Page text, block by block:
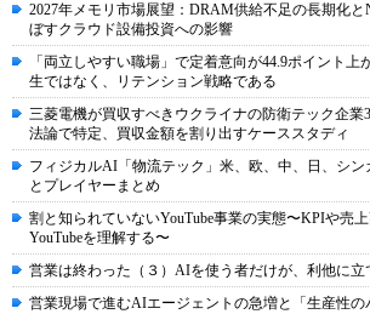
2027年メモリ市場展望：DRAM供給不足の長期化と
ぼすクラウド設備投資への影響
「両立しやすい職場」で定着意向が44.9ポイント
生ではなく、リテンション戦略である
三菱電機が買収すべきウクライナの防衛テック企
法論で特定、買収金額を割り出すケーススタディ
フィジカルAI「物流テック」米、欧、中、日、シ
とプレイヤーまとめ
割と知られていないYouTube事業の実態〜KPIや売
YouTubeを理解する〜
営業は終わった（３）AIを使う者だけが、利他に立
営業現場で進むAIエージェントの急増と「生産性